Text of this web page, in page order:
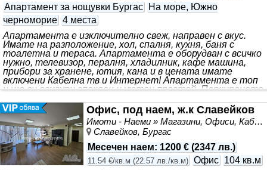
Апартамент за нощувки Бургас
На море, Южно
черноморие 4 места
Апартамента е изключително свеж, направен с вкус.
Имате на разположение, хол, спалня, кухня, баня с
тоалетна и тераса. Апартамента е оборудван с всичко
нужно, телевизор, пералня, хладилник, кафе машина,
прибори за хранене, ютия, кана и в цената имате
включени Кабелна тв и Интернет! Апартамента е топ
и ще ви осигури спокоен и уютен престой. Паркирането
Очакваме ви!
Офис, под наем, ж.к Славейков
Имоти - Наеми » Магазини, Офиси, Кабинети, Салони
Славейков, Бургас
Месечен наем: 1200 € (2347 лв.)
11.54 €/кв.м (22.57 лв./кв.м) Офис 104 кв.м